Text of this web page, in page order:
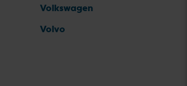
Volkswagen
Volvo